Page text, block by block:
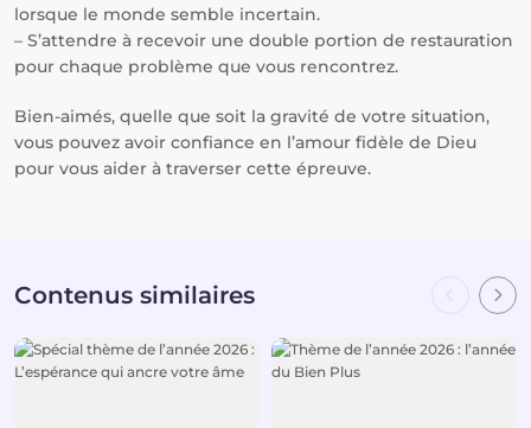
lorsque le monde semble incertain.
– S’attendre à recevoir une double portion de restauration
pour chaque problème que vous rencontrez.
Bien-aimés, quelle que soit la gravité de votre situation,
vous pouvez avoir confiance en l’amour fidèle de Dieu
pour vous aider à traverser cette épreuve.
Contenus similaires